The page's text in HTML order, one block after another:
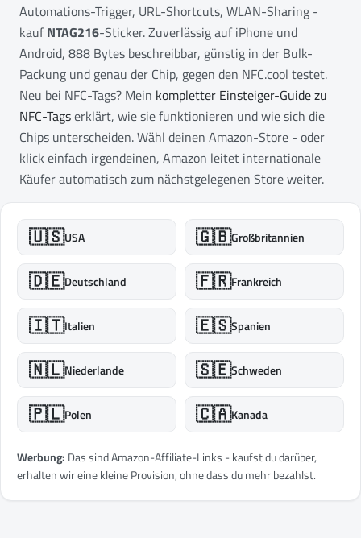
Automations-Trigger, URL-Shortcuts, WLAN-Sharing -
kaufNTAG216-Sticker. Zuverlässig auf iPhone und
Android, 888 Bytes beschreibbar, günstig in der Bulk-
Packung und genau der Chip, gegen den NFC.cool testet.
Neu bei NFC-Tags? Mein kompletter Einsteiger-Guide zu
NFC-Tagserklärt, wie sie funktionieren und wie sich die
Chips unterscheiden. Wähl deinen Amazon-Store - oder
klick einfach irgendeinen, Amazon leitet internationale
Käufer automatisch zum nächstgelegenen Store weiter.
🇺🇸USA 🇬🇧Großbritannien
🇩🇪Deutschland 🇫🇷Frankreich
🇮🇹Italien 🇪🇸Spanien
🇳🇱Niederlande 🇸🇪Schweden
🇵🇱Polen 🇨🇦Kanada
Werbung: Das sind Amazon-Affiliate-Links - kaufst du darüber,
erhalten wir eine kleine Provision, ohne dass du mehr bezahlst.